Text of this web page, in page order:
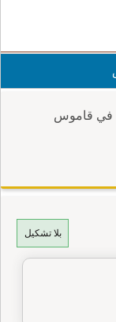
في قاموس
بلا تشكيل